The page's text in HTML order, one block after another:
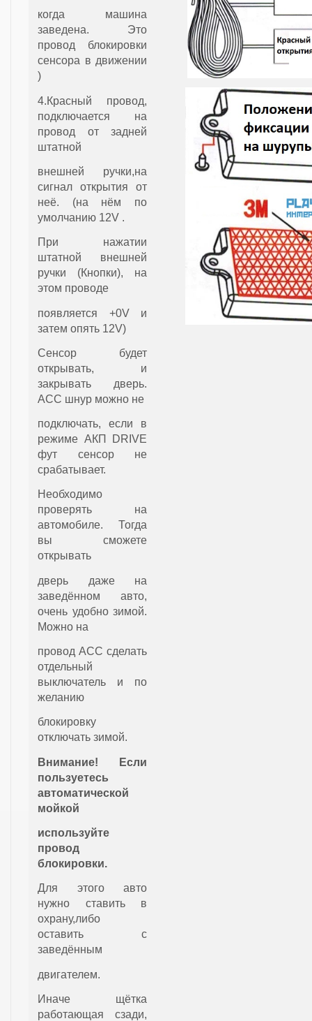
когда машина
заведена. Это
провод блокировки
сенсора в движении
)
4.Красный провод,
подключается на
провод от задней
штатной
внешней ручки,на
сигнал открытия от
неё. (на нём по
умолчанию 12V .
При нажатии
штатной внешней
ручки (Кнопки), на
этом проводе
появляется +0V и
затем опять 12V)
Сенсор будет
открывать, и
закрывать дверь.
АСС шнур можно не
подключать, если в
режиме АКП DRIVE
фут сенсор не
срабатывает.
Необходимо
проверять на
автомобиле. Тогда
вы сможете
открывать
дверь даже на
заведённом авто,
очень удобно зимой.
Можно на
провод АСС сделать
отдельный
выключатель и по
желанию
блокировку
отключать зимой.
Внимание! Если
пользуетесь
автоматической
мойкой
используйте
провод
блокировки.
Для этого авто
нужно ставить в
охрану,либо
оставить с
заведённым
двигателем.
Иначе щётка
работающая сзади,